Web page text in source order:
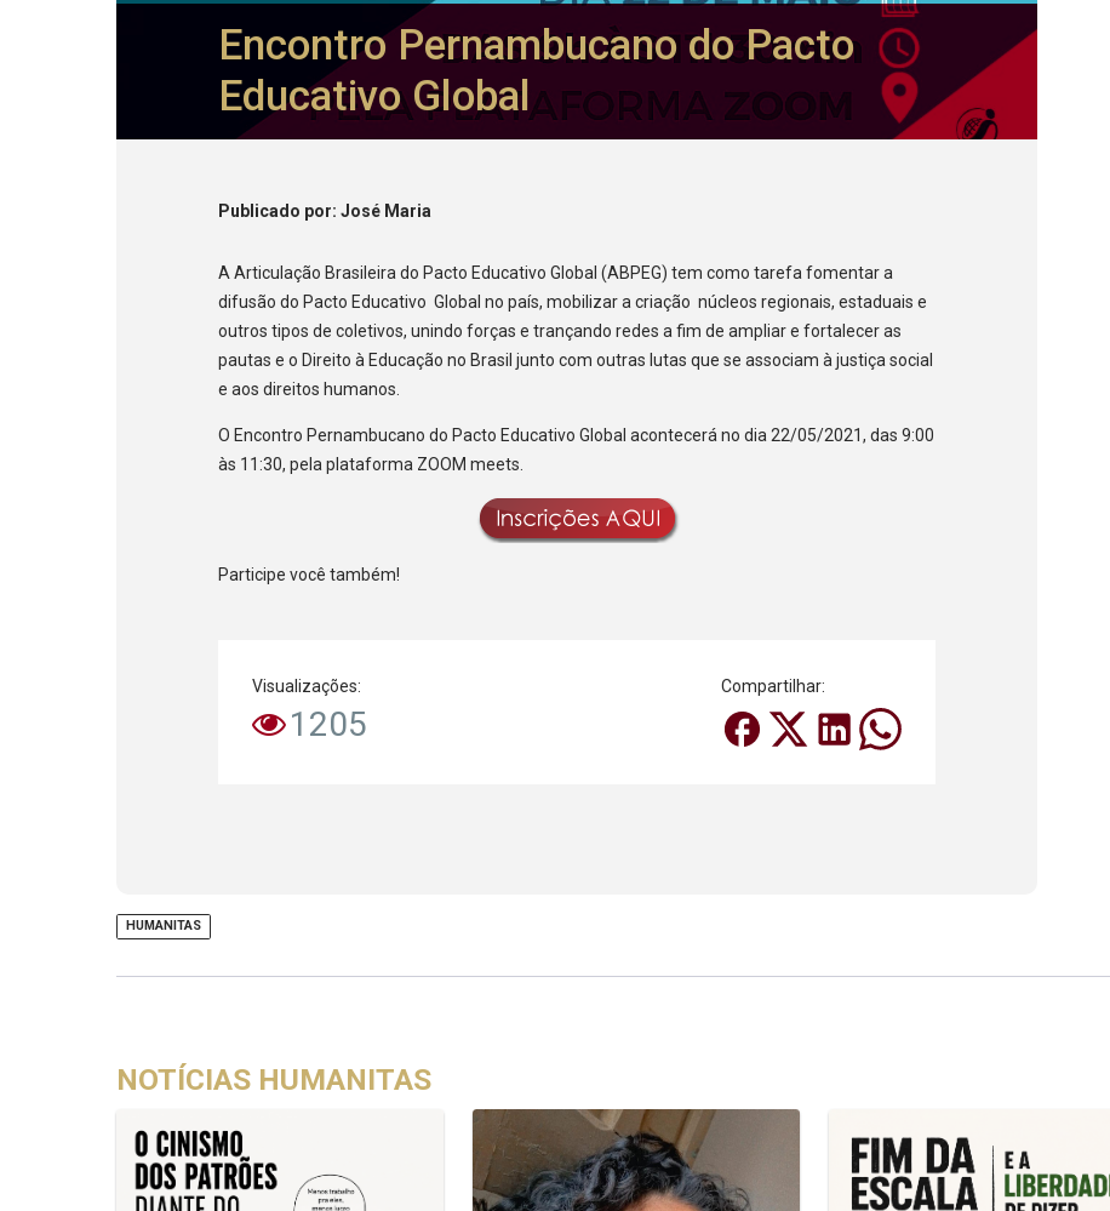
Encontro Pernambucano do Pacto
Educativo Global
Publicado por: José Maria
A Articulação Brasileira do Pacto Educativo Global (ABPEG) tem como tarefa fomentar a
difusão do Pacto Educativo Global no país, mobilizar a criação núcleos regionais, estaduais e
outros tipos de coletivos, unindo forças e trançando redes a fim de ampliar e fortalecer as
pautas e o Direito à Educação no Brasil junto com outras lutas que se associam à justiça social
e aos direitos humanos.
O Encontro Pernambucano do Pacto Educativo Global acontecerá no dia 22/05/2021, das 9:00
às 11:30, pela plataforma ZOOM meets.
Participe você também!
Visualizações:
1205
Compartilhar:
HUMANITAS
NOTÍCIAS HUMANITAS